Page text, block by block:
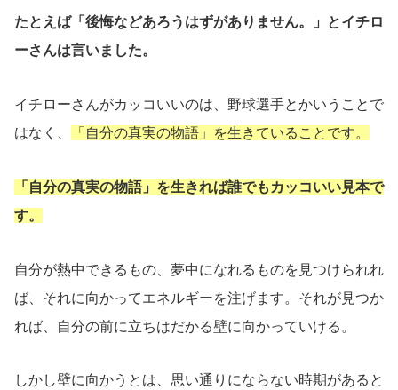
たとえば「後悔などあろうはずがありません。」とイチロ
ーさんは言いました。
イチローさんがカッコいいのは、野球選手とかいうことで
はなく、
「自分の真実の物語」を生きていることです。
「自分の真実の物語」を生きれば誰でもカッコいい見本で
す。
自分が熱中できるもの、夢中になれるものを見つけられれ
ば、それに向かってエネルギーを注げます。それが見つか
れば、自分の前に立ちはだかる壁に向かっていける。
しかし壁に向かうとは、思い通りにならない時期があると